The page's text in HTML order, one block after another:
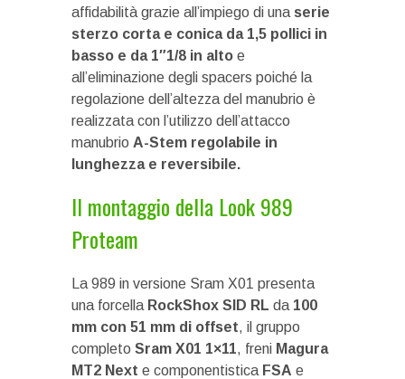
affidabilità grazie all’impiego di una serie
sterzo corta e conica da 1,5 pollici in
basso e da 1″1/8 in alto e
all’eliminazione degli spacers poiché la
regolazione dell’altezza del manubrio è
realizzata con l’utilizzo dell’attacco
manubrio A-Stem regolabile in
lunghezza e reversibile.
Il montaggio della Look 989
Proteam
La 989 in versione Sram X01 presenta
una forcella RockShox SID RL da 100
mm con 51 mm di offset, il gruppo
completo Sram X01 1×11, freni Magura
MT2 Next e componentistica FSA e